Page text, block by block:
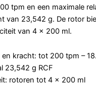
tpm en een maximale
van 23,542 g. De rotor
van 4 x 200 ml.
en kracht: tot 200 tpm –
23,542 g RCF
rotoren tot 4 x 200 ml